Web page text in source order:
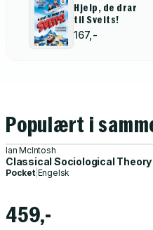
Hjelp, de drar
til Sveits!
167,-
Populært i
Ian McIntosh
Classical Sociological Theory
Pocket| Engelsk
459,-